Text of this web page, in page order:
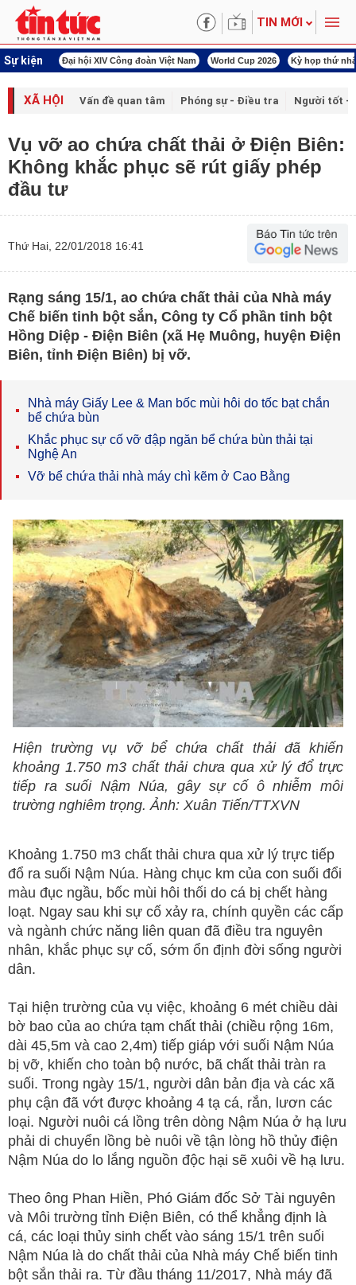
TIN MỚI
Sự kiện
ngày đêm Đại hội XIV Công đoàn Việt Nam World Cup 2026 Kỳ họp thứ
XÃ HỘI Vấn đề quan tâm Phóng sự - Điều tra Người tốt -
Vụ vỡ ao chứa chất thải ở Điện Biên:
Không khắc phục sẽ rút giấy phép
đầu tư
Thứ Hai, 22/01/2018 16:41
Rạng sáng 15/1, ao chứa chất thải của Nhà máy
Chế biến tinh bột sắn, Công ty Cổ phần tinh bột
Hồng Diệp - Điện Biên (xã Hẹ Muông, huyện Điện
Biên, tỉnh Điện Biên) bị vỡ.
Nhà máy Giấy Lee & Man bốc mùi hôi do tốc bạt chắn
bể chứa bùn
Khắc phục sự cố vỡ đập ngăn bể chứa bùn thải tại
Nghệ An
Vỡ bể chứa thải nhà máy chì kẽm ở Cao Bằng
Hiện trường vụ vỡ bể chứa chất thải đã khiến
khoảng 1.750 m3 chất thải chưa qua xử lý đổ trực
tiếp ra suối Nậm Núa, gây sự cố ô nhiễm môi
trường nghiêm trọng. Ảnh: Xuân Tiến/TTXVN
Khoảng 1.750 m3 chất thải chưa qua xử lý trực tiếp
đổ ra suối Nậm Núa. Hàng chục km của con suối đổi
màu đục ngầu, bốc mùi hôi thối do cá bị chết hàng
loạt. Ngay sau khi sự cố xảy ra, chính quyền các cấp
và ngành chức năng liên quan đã điều tra nguyên
nhân, khắc phục sự cố, sớm ổn định đời sống người
dân.
Tại hiện trường của vụ việc, khoảng 6 mét chiều dài
bờ bao của ao chứa tạm chất thải (chiều rộng 16m,
dài 45,5m và cao 2,4m) tiếp giáp với suối Nậm Núa
bị vỡ, khiến cho toàn bộ nước, bã chất thải tràn ra
suối. Trong ngày 15/1, người dân bản địa và các xã
phụ cận đã vớt được khoảng 4 tạ cá, rắn, lươn các
loại. Người nuôi cá lồng trên dòng Nậm Núa ở hạ lưu
phải di chuyển lồng bè nuôi về tận lòng hồ thủy điện
Nậm Núa do lo lắng nguồn độc hại sẽ xuôi về hạ lưu.
Theo ông Phan Hiền, Phó Giám đốc Sở Tài nguyên
và Môi trường tỉnh Điện Biên, có thể khẳng định là
cá, các loại thủy sinh chết vào sáng 15/1 trên suối
Nậm Núa là do chất thải của Nhà máy Chế biến tinh
bột sắn thải ra. Từ đầu tháng 11/2017, Nhà máy đã